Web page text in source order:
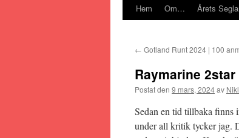
Hem Om… Årets
← Gotland Runt 2024 | 100
Raymarine
Postat den 9 mars, 2024av
Sedan en tid tillbaka finns
under all kritik tycker jag.